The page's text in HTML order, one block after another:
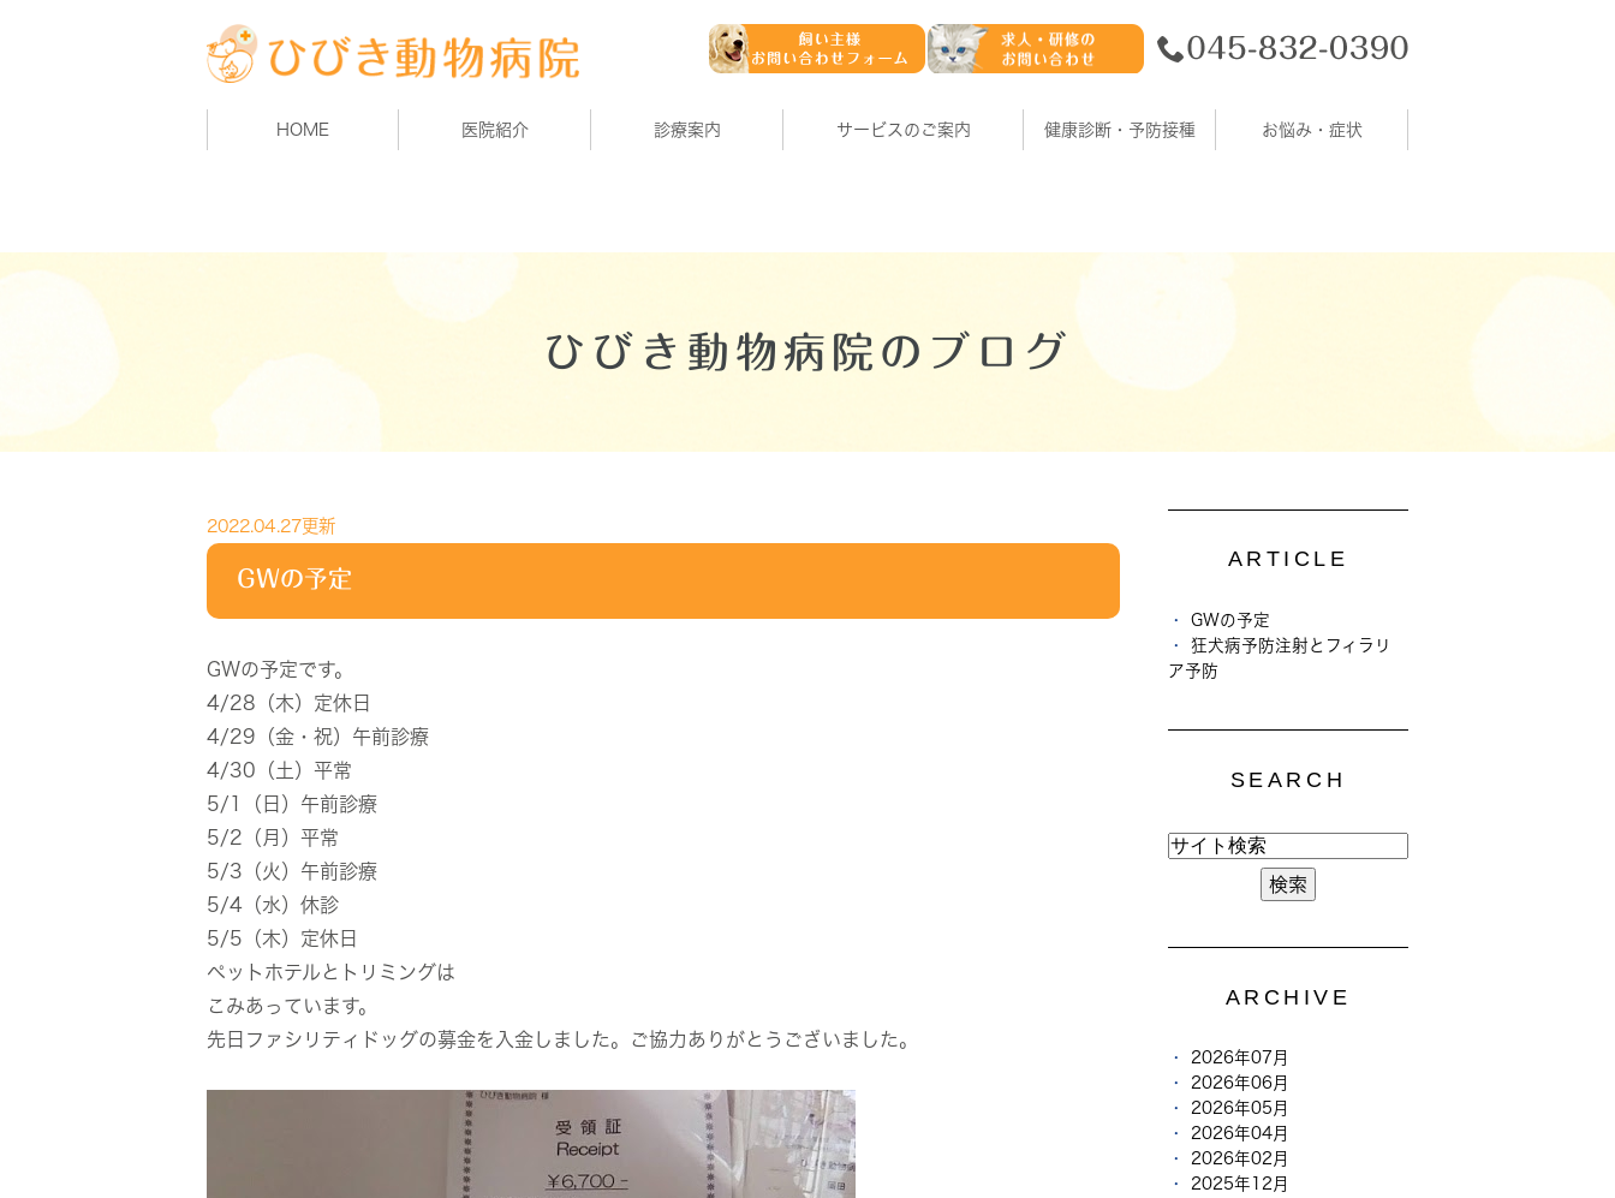
HOME 医院紹介 診療案内 サービスのご案内 健康診断・予防接種 お悩み・症状
ひびき動物病院のブログ
2022.04.27更新
GWの予定
GWの予定です。
4/28（木）定休日
4/29（金・祝）午前診療
4/30（土）平常
5/1（日）午前診療
5/2（月）平常
5/3（火）午前診療
5/4（水）休診
5/5（木）定休日
ペットホテルとトリミングは
こみあっています。
先日ファシリティドッグの募金を入金しました。ご協力ありがとうございました。
ARTICLE
GWの予定
狂犬病予防注射とフィラリ
ア予防
SEARCH
ARCHIVE
2026年07月
2026年06月
2026年05月
2026年04月
2026年02月
2025年12月